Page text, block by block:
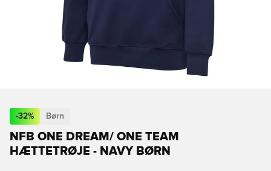
-32% Børn
NFB ONE DREAM/ ONE TEAM
HÆTTETRØJE - NAVY BØRN